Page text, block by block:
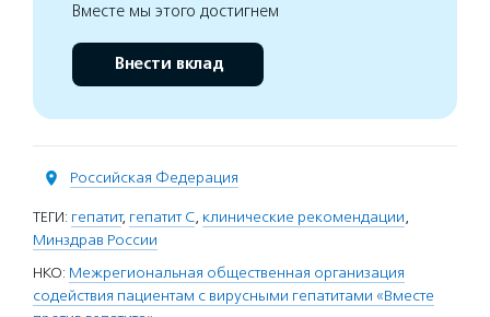
Вместе мы этого достигнем
Внести вклад
Российская Федерация
ТЕГИ: гепатит, гепатит С, клинические рекомендации,
Минздрав России
НКО: Межрегиональная общественная организация
содействия пациентам с вирусными гепатитами «Вместе